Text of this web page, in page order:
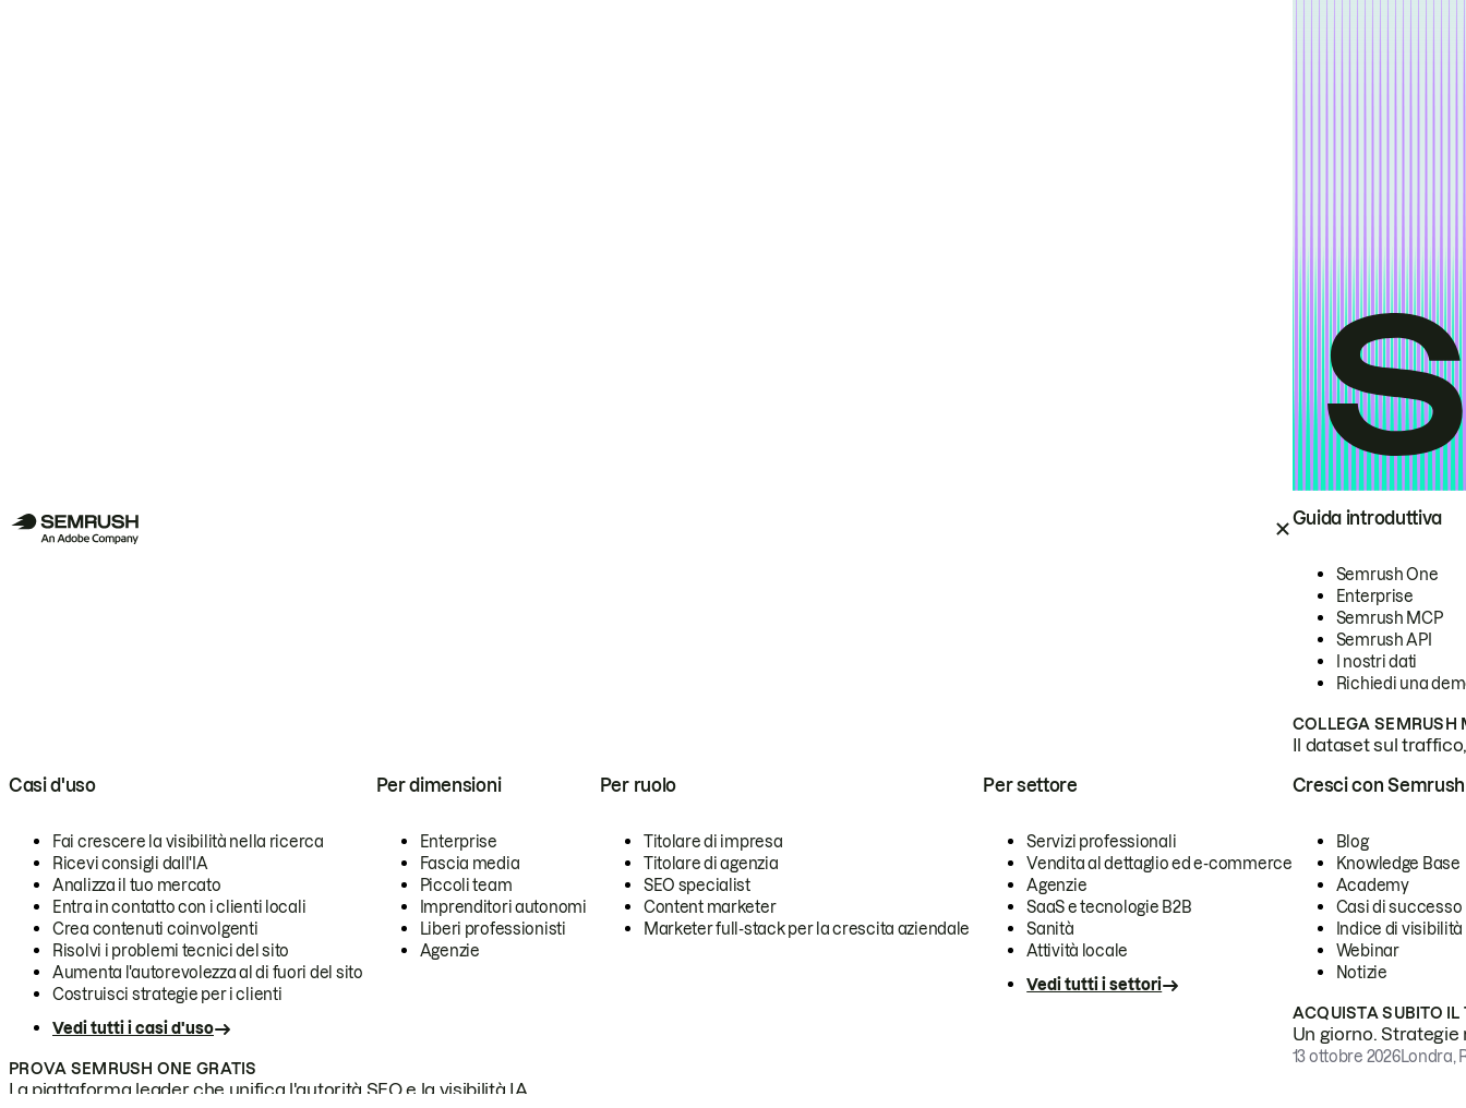
Guida introduttiva
Semrush One
Enterprise
Semrush MCP
Semrush API
I nostri dati
Richiedi una
COLLEGA SEMRUSH
Il dataset sul
Casi d'uso
Fai crescere la visibilità nella ricerca
Ricevi consigli dall'IA
Analizza il tuo mercato
Entra in contatto con i clienti locali
Crea contenuti coinvolgenti
Risolvi i problemi tecnici del sito
Aumenta l'autorevolezza al di fuori del sito
Costruisci strategie per i clienti
Vedi tutti i casi d'uso
Per dimensioni
Enterprise
Fascia media
Piccoli team
Imprenditori autonomi
Liberi professionisti
Agenzie
Per ruolo
Titolare di impresa
Titolare di agenzia
SEO specialist
Content marketer
Marketer full-stack per la crescita aziendale
Per settore
Servizi professionali
Vendita al dettaglio ed e-commerce
Agenzie
SaaS e tecnologie B2B
Sanità
Attività locale
Vedi tutti i settori
PROVA SEMRUSH ONE GRATIS
La piattaforma leader che unifica l'autorità SEO e la visibilità IA.
Cresci con Semrush
Blog
Knowledge Base
Academy
Casi di successo
Indice di visibilità
Webinar
Notizie
ACQUISTA SUBITO IL
Un giorno.
13 ottobre 2026Londra,